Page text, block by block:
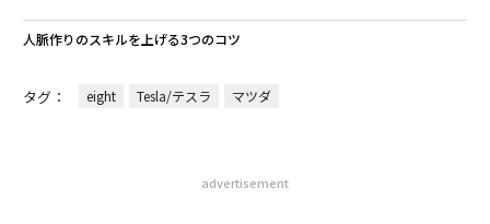
人脈作りのスキルを上げる3つのコツ
タグ： eight Tesla/テスラ マツダ
advertisement